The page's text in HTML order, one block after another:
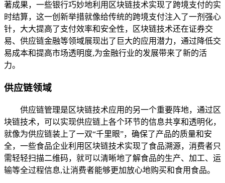
著成果，一些银行巧妙地利用区块链技术实现了跨境支付的实
时结算，这一创新举措就像给传统的跨境支付注入了一剂强心
针，大大提高了支付效率和安全性，区块链技术还在证券交
易、供应链金融等领域展现出了巨大的应用潜力，通过降低交
易成本和提高市场透明度,为金融行业的发展带来了新的活
力。
供应链领域
供应链管理是区块链技术应用的另一个重要阵地，通过区
块链技术，可以实现供应链上各个环节的信息共享和透明化，
就像为供应链装上了一双“千里眼”，确保了产品的质量和安
全，一些食品企业利用区块链技术实现了食品溯源，消费者只
需轻轻扫描二维码，就可以清晰地了解食品的生产、加工、运
输等全过程信息,让消费者能够更加放心地购买和食用食品。